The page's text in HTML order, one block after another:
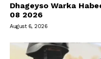
Dhageyso Warka
08 2026
August 6, 2026